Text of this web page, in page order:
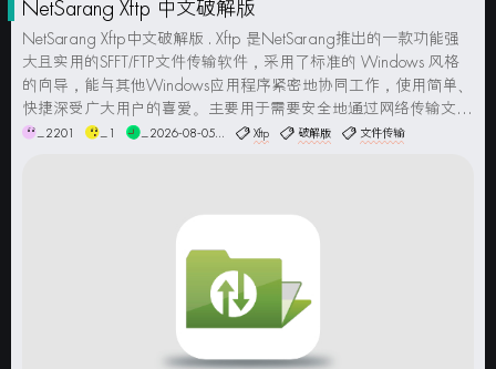
NetSarang Xftp 中文破解版
NetSarang Xftp中文破解版 . Xftp 是NetSarang推出的一款功能强
大且实用的SFFT/FTP文件传输软件，采用了标准的 Windows 风格
的向导，能与其他Windows应用程序紧密地协同工作，使用简单、
快捷深受广大用户的喜爱。主要用于需要安全地通过网络传输文件
的用户，可以帮助你的电脑和远程计算机进行文件同步，完美...
_2201 _1 _2026-08-05... Xftp 破解版 文件传输